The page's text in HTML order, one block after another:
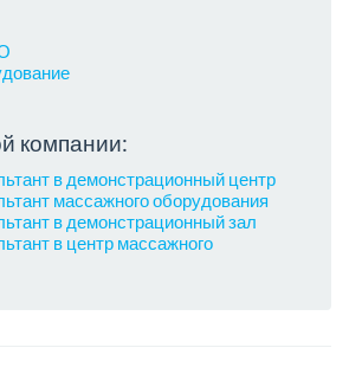
компании:
в демонстрационный центр
массажного оборудования
в демонстрационный зал
в центр массажного